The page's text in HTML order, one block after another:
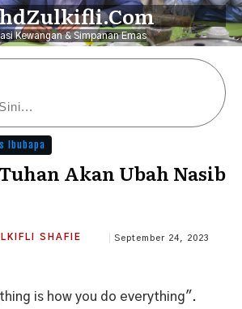
Kewangan & Simpanan Emas
Ibubapa
Akan Ubah Nasib
SHAFIE September 24, 2023
is how you do everything".